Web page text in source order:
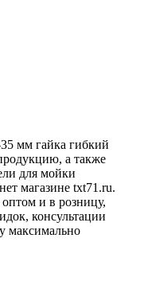
мм гайка гибкий
а также
для мойки
магазине txt71.ru.
и в розницу,
консультации
максимально